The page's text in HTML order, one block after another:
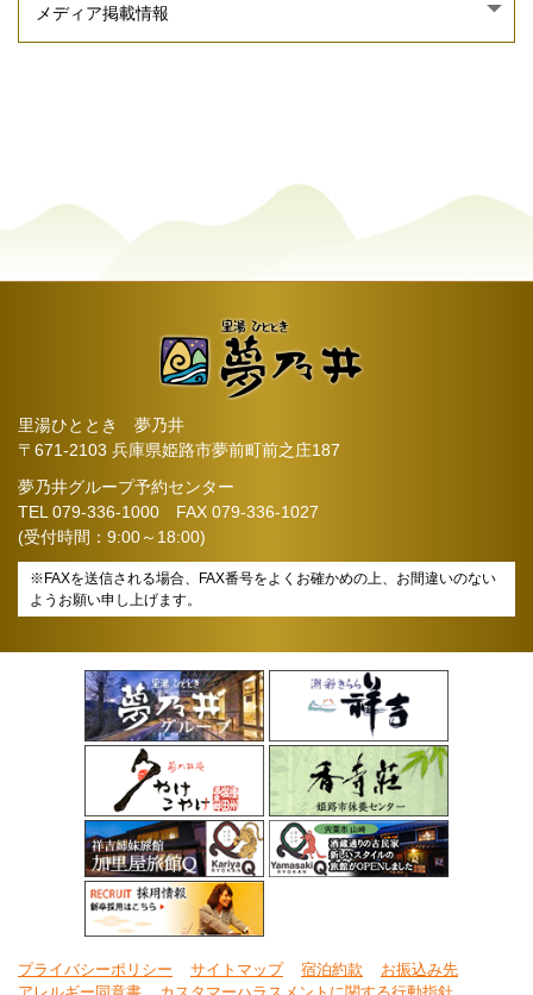
里湯ひととき 夢乃井
〒671-2103 兵庫県姫路市夢前町前之庄187
夢乃井グループ予約センター
TEL 079-336-1000 FAX 079-336-1027
(受付時間：9:00～18:00)
※FAXを送信される場合、FAX番号をよくお確かめの上、お間違いのない
ようお願い申し上げます。
プライバシーポリシー サイトマップ 宿泊約款
お振込み先